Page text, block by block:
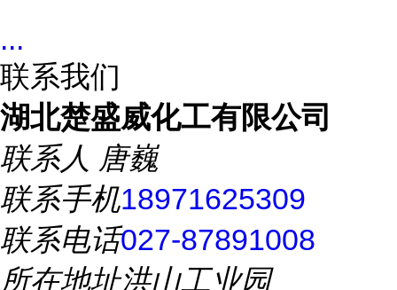
...
联系我们
湖北楚盛威化工有限公司
联系人 唐巍
联系手机18971625309
联系电话027-87891008
所在地址洪山工业园